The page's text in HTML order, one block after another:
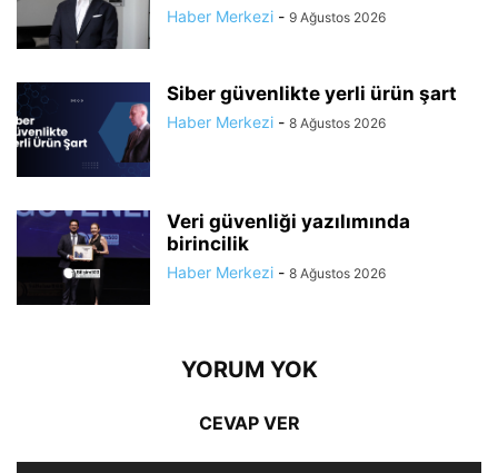
Haber Merkezi - 9 Ağustos 2026
Siber güvenlikte yerli ürün şart
Haber Merkezi - 8 Ağustos 2026
Veri güvenliği yazılımında
birincilik
Haber Merkezi - 8 Ağustos 2026
YORUM YOK
CEVAP VER